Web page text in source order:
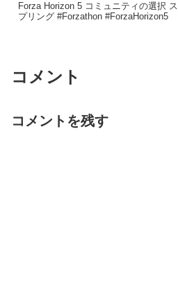
Forza Horizon 5 コミュニティの選択 ス
プリング #Forzathon #ForzaHorizon5
コメント
コメントを残す